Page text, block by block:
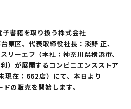
書籍を取り扱う株式会社
区、代表取締役社長：淡野 正、
リーエフ（本社：神奈川県横浜市、
）が展開するコンビニエンスストア
現在：662店）にて、本日より
の販売を開始します。